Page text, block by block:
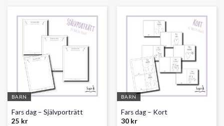
BARN
Fars dag – Självporträtt
25 kr
BARN
Fars dag – Kort
30 kr